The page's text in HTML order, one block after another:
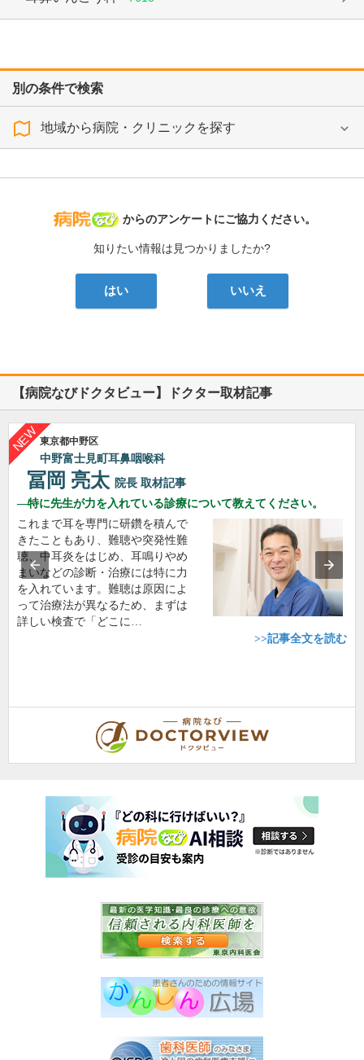
別の条件で検索
地域から病院・クリニックを探す
病院なび
からのアンケートにご協力ください。
知りたい情報は見つかりましたか?
はい いいえ
【病院なびドクタビュー】ドクター取材記事
東京都中野区
中野富士見町耳鼻咽喉科
冨岡 亮太 院長 取材記事
特に先生が力を入れている診療について教えてください。
これまで耳を専門に研鑽を積んで
きたこともあり、難聴や突発性難
聴、中耳炎をはじめ、耳鳴りやめ
まいなどの診断・治療には特に力
を入れています。難聴は原因によ
って治療法が異なるため、まずは
詳しい検査で「どこに…
>>記事全文を読む